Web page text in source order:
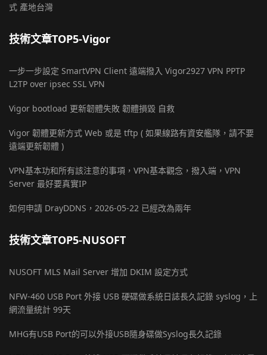
式 產地台灣
技術文章TOP5-Vigor
一步一步設定 SmartVPN Client 遠端撥入 Vigor2927 VPN PPTP
L2TP over ipsec SSL VPN
Vigor bootload 更新韌體失敗 韌體損毀 自救
Vigor 韌體更新方式 Web 或是 tftp ( 如果線路有資安艦隊，請不要
遠端更新韌體 )
VPN基本功和所有該注意的事項，VPN基本觀念，撥入端，VPN
Server 最好要真實IP
如何申請 DrayDDNS，2026-05-22 已經改為兩年
技術文章TOP5-NUSOFT
NUSOFT MLS Mail Server 增加 DKIM 設定方式
NFW-460 USB Port 外接 USB 硬碟做系統日誌長久記錄 syslog，上
網流量統計 99天
MHG有USB Port的可以外接USB隨身碟做Syslog長久記錄